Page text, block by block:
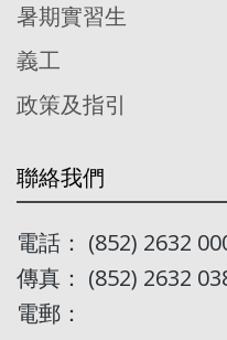
暑期實習生
義工
政策及指引
聯絡我們
電話： (852) 2632
傳真： (852) 2632
電郵：